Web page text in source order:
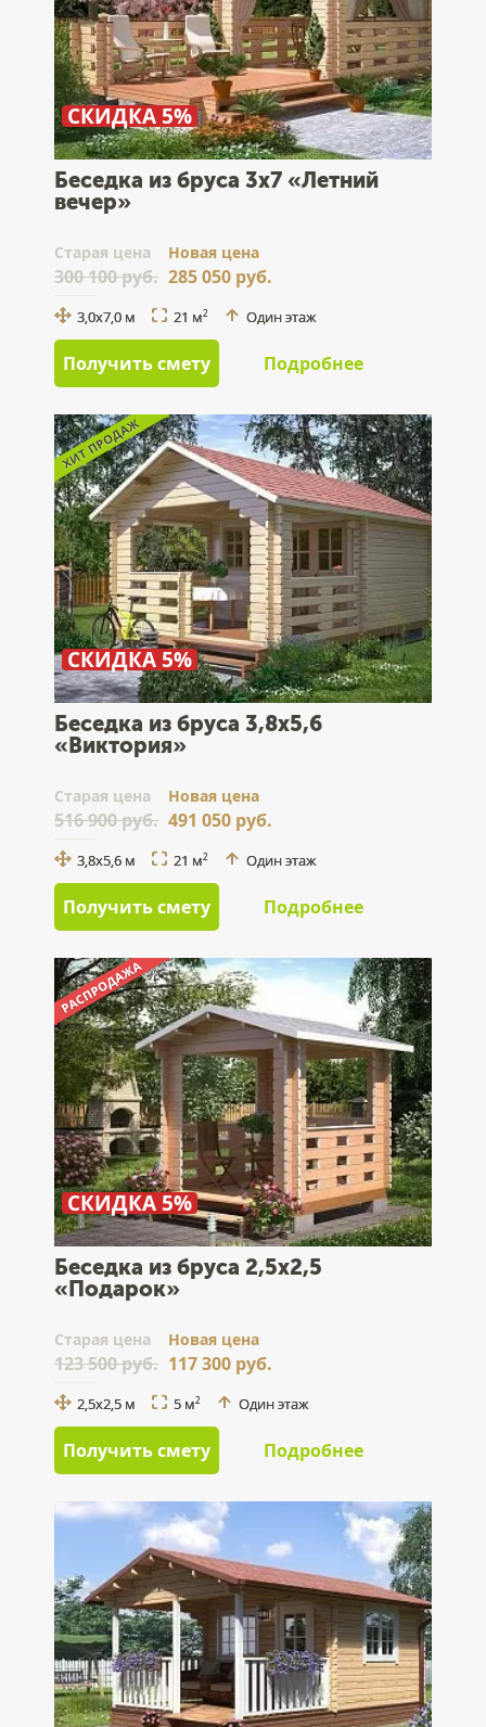
СКИДКА 5%
Беседка из бруса 3х7 «Летний
вечер»
Cтарая цена
300 100 руб.
Новая цена
285 050 руб.
3,0х7,0 м 21 м2 Один этаж
Получить смету Подробнее
СКИДКА 5%
Беседка из бруса 3,8х5,6
«Виктория»
Cтарая цена
516 900 руб.
Новая цена
491 050 руб.
3,8х5,6 м 21 м2 Один этаж
Получить смету Подробнее
СКИДКА 5%
Беседка из бруса 2,5x2,5
«Подарок»
Cтарая цена
123 500 руб.
Новая цена
117 300 руб.
2,5x2,5 м 5 м2 Один этаж
Получить смету Подробнее